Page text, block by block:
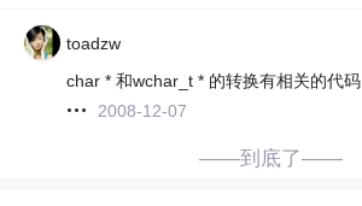
toadzw
char * 和wchar_t * 的转换有相关的代码
2008-12-07
——到底了——